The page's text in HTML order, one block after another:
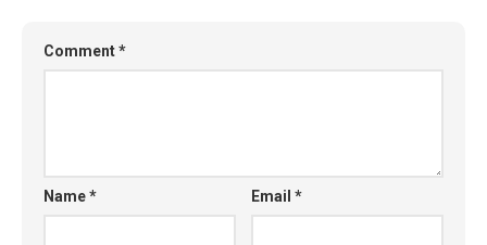
Comment*
Name* Email*